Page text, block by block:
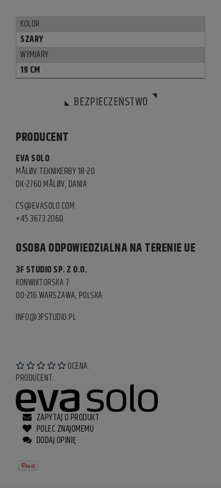
KOLOR
SZARY
WYMIARY
19 CM
BEZPIECZEŃSTWO
PRODUCENT
EVA SOLO
MÅLØV TEKNIKERBY 18-20
DK-2760 MÅLØV, DANIA
CS@EVASOLO.COM
+45 3673 2060
OSOBA ODPOWIEDZIALNA NA TERENIE UE
3F STUDIO SP. Z O.O.
KONWIKTORSKA 7
00-216 WARSZAWA, POLSKA
INFO@3FSTUDIO.PL
OCENA:
PRODUCENT:
ZAPYTAJ O PRODUKT
POLEĆ ZNAJOMEMU
DODAJ OPINIĘ